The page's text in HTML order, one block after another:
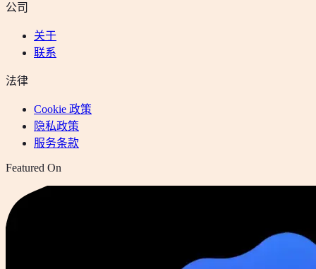
公司
关于
联系
法律
Cookie 政策
隐私政策
服务条款
Featured On